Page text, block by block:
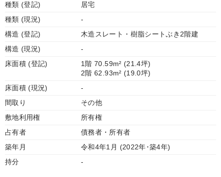
種類 (登記)
居宅
種類 (現況)
-
構造 (登記)
木造スレート・樹脂シートぶき2階建
構造 (現況)
-
床面積 (登記)
1階 70.59m² (21.4坪)
2階 62.93m² (19.0坪)
床面積 (現況)
-
間取り
その他
敷地利用権
所有権
占有者
債務者・所有者
築年月
令和4年1月 (2022年･築4年)
持分
-